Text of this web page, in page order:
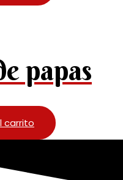
papas
carrito